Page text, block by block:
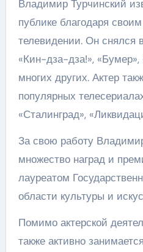
Владимир Турчинский
публике благодаря
телевидении. Он снялся
«Кин-дза-дза!»,
многих других. Актер
популярных
«Сталинград»,
За свою работу
множество наград и
лауреатом
области культуры и
Помимо актерской
также активно